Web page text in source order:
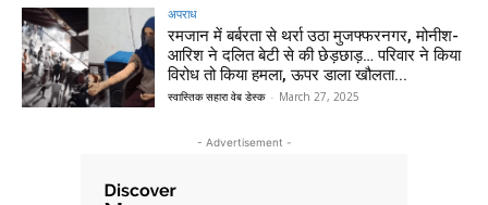
अपराध
रमजान में बर्बरता से थर्रा उठा मुजफ्फरनगर, मोनीश-
आरिश ने दलित बेटी से की छेड़छाड़… परिवार ने किया
विरोध तो किया हमला, ऊपर डाला खौलता...
स्वास्तिक सहारा वेब डेस्क - March 27, 2025
- Advertisement -